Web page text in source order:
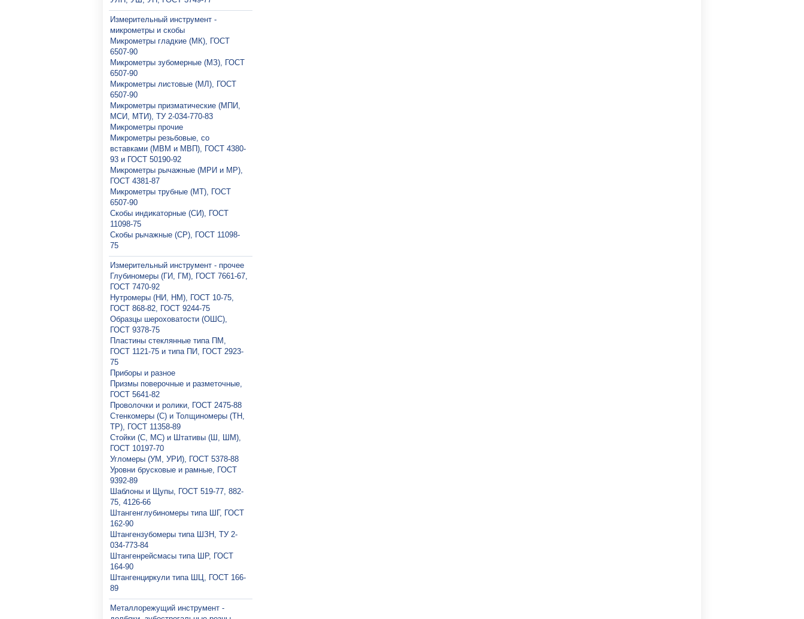
Измерительный инструмент -
микрометры и скобы
Микрометры гладкие (МК), ГОСТ
6507-90
Микрометры зубомерные (МЗ), ГОСТ
6507-90
Микрометры листовые (МЛ), ГОСТ
6507-90
Микрометры призматические (МПИ,
МСИ, МТИ), ТУ 2-034-770-83
Микрометры прочие
Микрометры резьбовые, со
вставками (МВМ и МВП), ГОСТ 4380-
93 и ГОСТ 50190-92
Микрометры рычажные (МРИ и МР),
ГОСТ 4381-87
Микрометры трубные (МТ), ГОСТ
6507-90
Скобы индикаторные (СИ), ГОСТ
11098-75
Скобы рычажные (СР), ГОСТ 11098-
75
Измерительный инструмент - прочее
Глубиномеры (ГИ, ГМ), ГОСТ 7661-67,
ГОСТ 7470-92
Нутромеры (НИ, НМ), ГОСТ 10-75,
ГОСТ 868-82, ГОСТ 9244-75
Образцы шероховатости (ОШС),
ГОСТ 9378-75
Пластины стеклянные типа ПМ,
ГОСТ 1121-75 и типа ПИ, ГОСТ 2923-
75
Приборы и разное
Призмы поверочные и разметочные,
ГОСТ 5641-82
Проволочки и ролики, ГОСТ 2475-88
Стенкомеры (С) и Толщиномеры (ТН,
ТР), ГОСТ 11358-89
Стойки (С, МС) и Штативы (Ш, ШМ),
ГОСТ 10197-70
Угломеры (УМ, УРИ), ГОСТ 5378-88
Уровни брусковые и рамные, ГОСТ
9392-89
Шаблоны и Щупы, ГОСТ 519-77, 882-
75, 4126-66
Штангенглубиномеры типа ШГ, ГОСТ
162-90
Штангензубомеры типа ШЗН, ТУ 2-
034-773-84
Штангенрейсмасы типа ШР, ГОСТ
164-90
Штангенциркули типа ШЦ, ГОСТ 166-
89
Металлорежущий инструмент -